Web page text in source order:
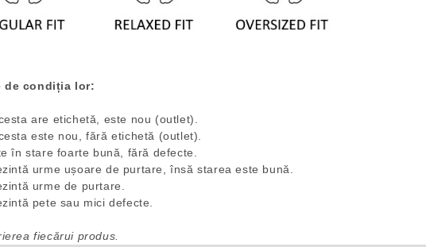
de condiția lor:
are etichetă, este nou (outlet).
este nou, fără etichetă (outlet).
în stare foarte bună, fără defecte.
urme ușoare de purtare, însă starea este bună.
urme de purtare.
pete sau mici defecte.
fiecărui produs.